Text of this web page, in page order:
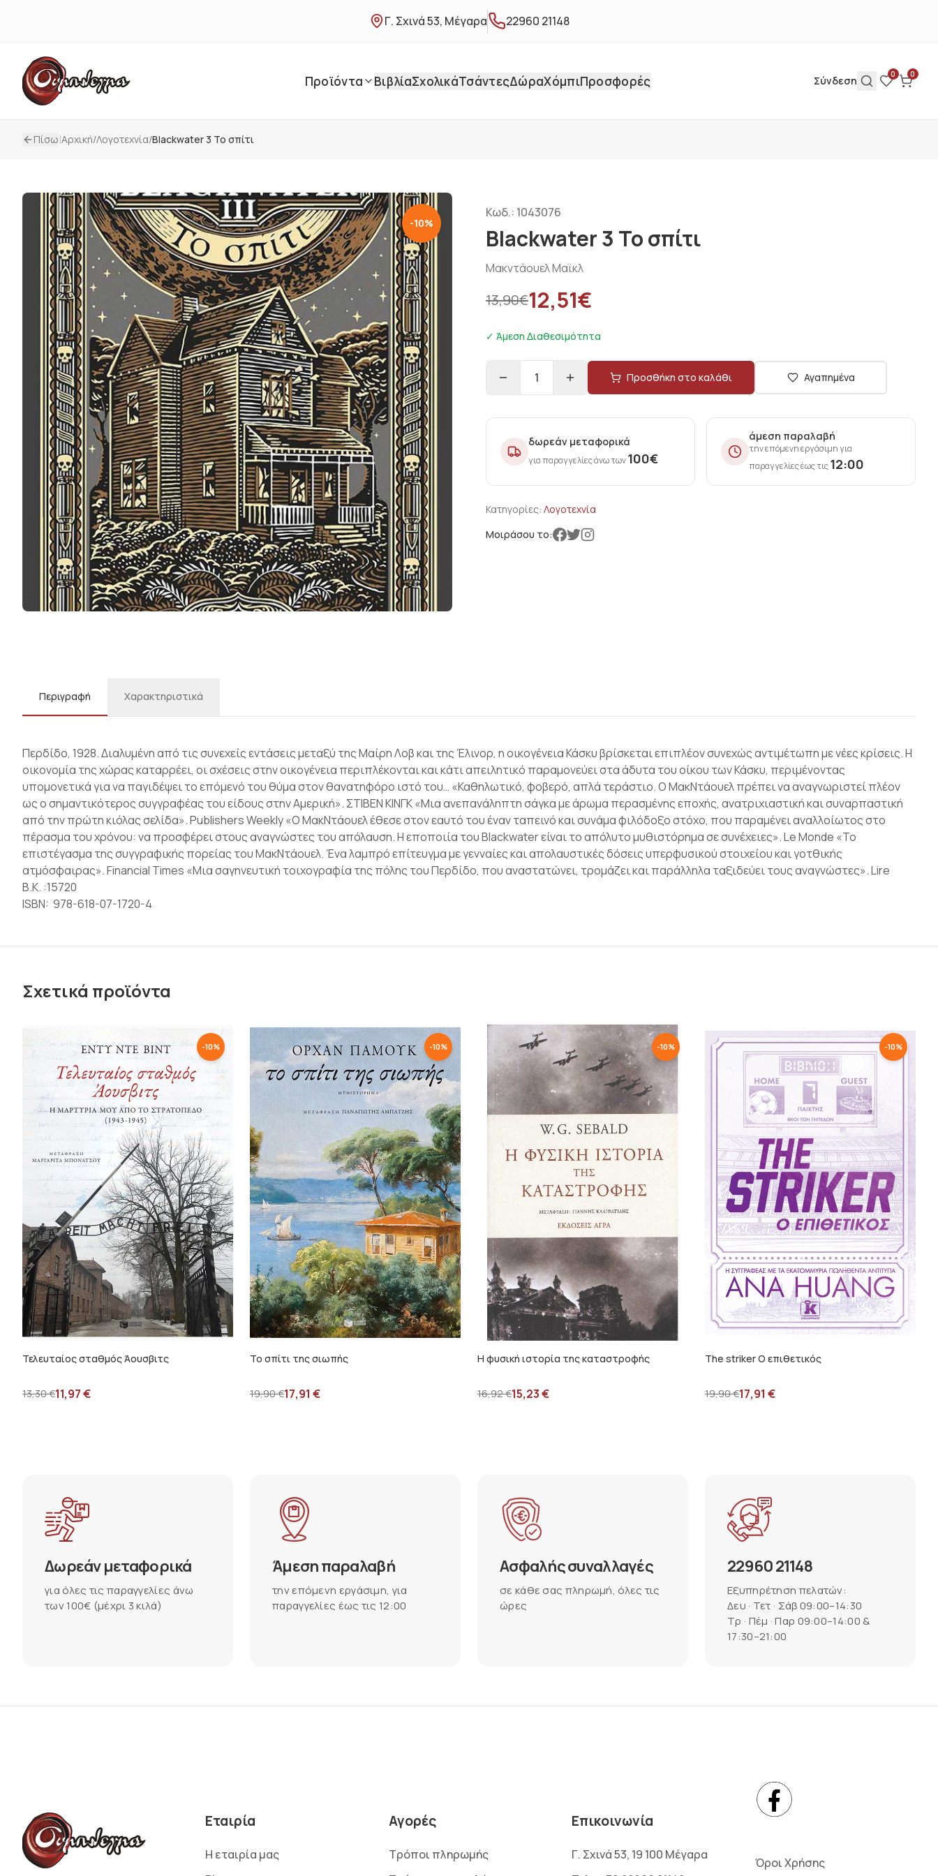
Γ. Σχινά 53, Μέγαρα 22960 21148
Προϊόντα ΒιβλίαΣχολικάΤσάντεςΔώραΧόμπιΠροσφορές Σύνδεση
0 0
Πίσω|Αρχική/Λογοτεχνία/Blackwater 3 Το σπίτι
-10%
Κωδ.: 1043076
Blackwater 3 Το σπίτι
Μακντάουελ Μαϊκλ
13,90€12,51€
✓ Άμεση Διαθεσιμότητα
1 Προσθήκη στο καλάθι Αγαπημένα
δωρεάν μεταφορικά
για παραγγελίες άνω των100€
άμεση παραλαβή
την επόμενη εργάσιμη για
παραγγελίες έως τις12:00
Κατηγορίες: Λογοτεχνία
Μοιράσου το:
Περιγραφή Χαρακτηριστικά
Περδίδο, 1928. Διαλυµένη από τις συνεχείς εντάσεις µεταξύ της Μαίρη Λοβ και της Έλινορ, η οικογένεια Κάσκυ βρίσκεται επιπλέον συνεχώς αντιµέτωπη µε νέες κρίσεις. Η
οικονοµία της χώρας καταρρέει, οι σχέσεις στην οικογένεια περιπλέκονται και κάτι απειλητικό παραµονεύει στα άδυτα του οίκου των Κάσκυ, περιμένοντας
υπομονετικά για να παγιδέψει το επόµενό του θύµα στον θανατηφόρο ιστό του… «Καθηλωτικό, φοβερό, απλά τεράστιο. Ο ΜακΝτάουελ πρέπει να αναγνωριστεί πλέον
ως ο σηµαντικότερος συγγραφέας του είδους στην Αµερική». ΣΤΙΒΕΝ ΚΙΝΓΚ «Μια ανεπανάληπτη σάγκα µε άρωµα περασµένης εποχής, ανατριχιαστική και συναρπαστική
από την πρώτη κιόλας σελίδα». Publishers Weekly «Ο ΜακΝτάουελ έθεσε στον εαυτό του έναν ταπεινό και συνάµα φιλόδοξο στόχο, που παραµένει αναλλοίωτος στο
πέρασµα του χρόνου: να προσφέρει στους αναγνώστες του απόλαυση. Η εποποιία του Blackwater είναι το απόλυτο µυθιστόρηµα σε συνέχειες». Le Monde «Το
επιστέγασµα της συγγραφικής πορείας του ΜακΝτάουελ. Ένα λαµπρό επίτευγµα µε γενναίες και απολαυστικές δόσεις υπερφυσικού στοιχείου και γοτθικής
ατµόσφαιρας». Financial Times «Μια σαγηνευτική τοιχογραφία της πόλης του Περδίδο, που αναστατώνει, τροµάζει και παράλληλα ταξιδεύει τους αναγνώστες». Lire
Β.Κ. :15720
ISBN: 978-618-07-1720-4
Σχετικά προϊόντα
-10%
Τελευταίος σταθμός Άουσβιτς
13,30€11,97€
-10%
Το σπίτι της σιωπής
19,90€17,91 €
-10%
Η φυσική ιστορία της καταστροφής
16,92€15,23€
-10%
The striker Ο επιθετικός
19,90€17,91 €
Δωρεάν μεταφορικά
για όλες τις παραγγελίες άνω
των 100€ (μέχρι 3 κιλά)
Άμεση παραλαβή
την επόμενη εργάσιμη, για
παραγγελίες έως τις 12:00
Ασφαλής συναλλαγές
σε κάθε σας πληρωμή, όλες τις
ώρες
22960 21148
Εξυπηρέτηση πελατών:
Δευ · Τετ · Σάβ 09:00–14:30
Τρ · Πέμ · Παρ 09:00–14:00 &
17:30–21:00
Εταιρία
Η εταιρία μας
Αγορές
Τρόποι πληρωμής
Επικοινωνία
Γ. Σχινά 53, 19 100 Μέγαρα
Όροι Χρήσης